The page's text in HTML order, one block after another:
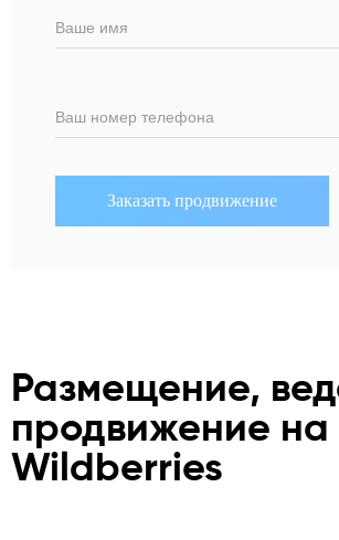
Ваше имя
Ваш номер телефона
Размещение,
продвижение на
Wildberries